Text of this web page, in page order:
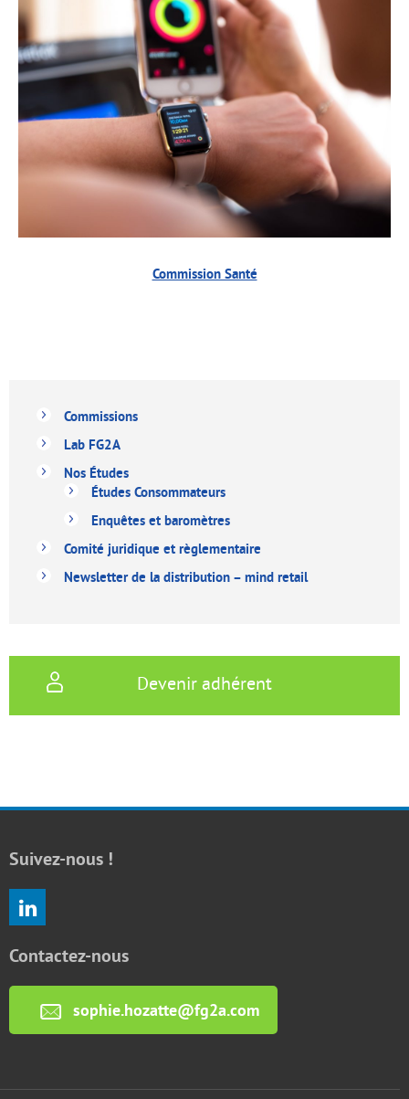
Commission Santé
Commissions
Lab FG2A
Nos Études
Études Consommateurs
Enquêtes et baromètres
Comité juridique et règlementaire
Newsletter de la distribution – mind retail
Devenir adhérent
Suivez-nous !
Contactez-nous
sophie.hozatte@fg2a.com